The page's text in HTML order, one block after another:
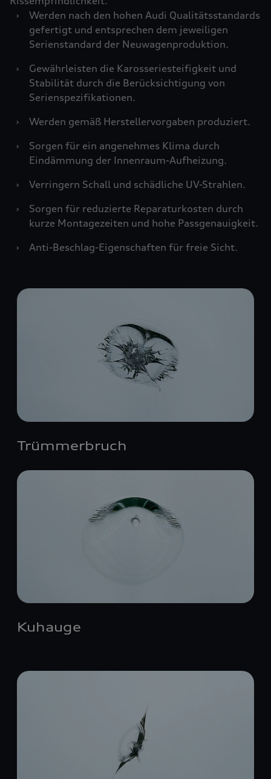
›
Werden nach den hohen Audi Qualitätsstandards
gefertigt und entsprechen dem jeweiligen
Serienstandard der Neuwagenproduktion.
›
Gewährleisten die Karosseriesteifigkeit und
Stabilität durch die Berücksichtigung von
Serienspezifikationen.
›
Werden gemäß Herstellervorgaben produziert.
›
Sorgen für ein angenehmes Klima durch
Eindämmung der Innenraum-Aufheizung.
›
Verringern Schall und schädliche UV-Strahlen.
›
Sorgen für reduzierte Reparaturkosten durch
kurze Montagezeiten und hohe Passgenauigkeit.
›
Anti-Beschlag-Eigenschaften für freie Sicht.
Trümmerbruch
Kuhauge